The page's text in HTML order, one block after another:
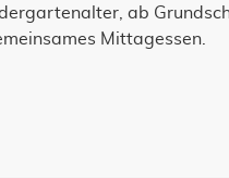
ab
Mittagessen.